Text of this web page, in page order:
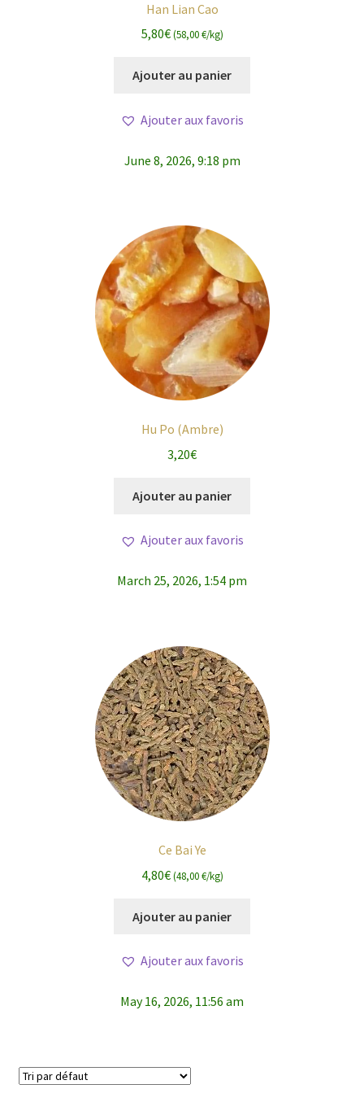
Han Lian Cao
5,80€(58,00 €/kg)
Ajouter au panier
Ajouter aux favoris
June 8, 2026, 9:18 pm
Hu Po (Ambre)
3,20€
Ajouter au panier
Ajouter aux favoris
March 25, 2026, 1:54 pm
Ce Bai Ye
4,80€(48,00 €/kg)
Ajouter au panier
Ajouter aux favoris
May 16, 2026, 11:56 am